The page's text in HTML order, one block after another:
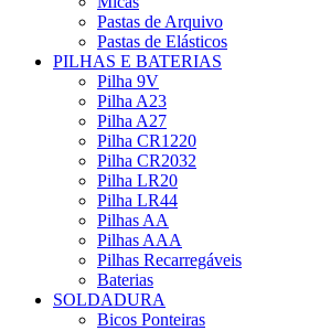
Pastas de Arquivo
Pastas de Elásticos
PILHAS E BATERIAS
Pilha 9V
Pilha A23
Pilha A27
Pilha CR1220
Pilha CR2032
Pilha LR20
Pilha LR44
Pilhas AA
Pilhas AAA
Pilhas Recarregáveis
Baterias
SOLDADURA
Bicos Ponteiras